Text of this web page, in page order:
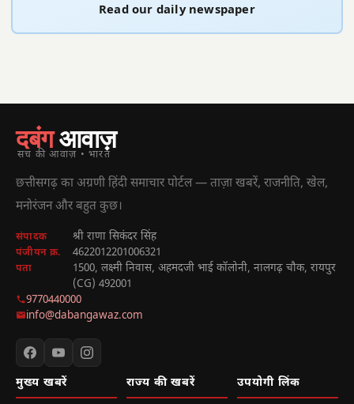
Read our daily newspaper
दबंगआवाज़
सच की आवाज़ • भारत
छत्तीसगढ़ का अग्रणी हिंदी समाचार पोर्टल — ताज़ा खबरें, राजनीति, खेल,
मनोरंजन और बहुत कुछ।
संपादक श्री राणा सिकंदर सिंह
पंजीयन क्र. 4622012201006321
पता
1500, लक्ष्मी निवास, अहमदजी भाई कॉलोनी, नालगढ़ चौक, रायपुर
(CG) 492001
9770440000
info@dabangawaz.com
मुख्य खबरें राज्य की खबरें उपयोगी लिंक